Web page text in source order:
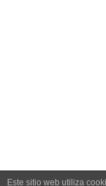
Este sitio web utiliza